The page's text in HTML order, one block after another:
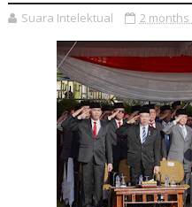
Suara Intelektual 2 months